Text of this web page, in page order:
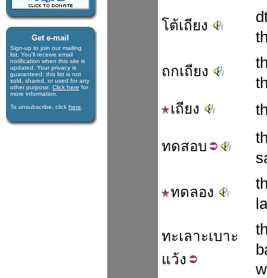
Get e-mail
Sign-up to join our mail­ing
list. You'll receive e­mail
notification when this site is
updated. Your privacy is
guaran­teed; this list is not
sold, shared, or used for any
other purpose. Click here for
more infor­mation.
To unsubscribe, click here
โต้เถียง
ถกเถียง
เถียง
ทดสอบ
ทดลอง
ทะเลาะเบาะ
แว้ง